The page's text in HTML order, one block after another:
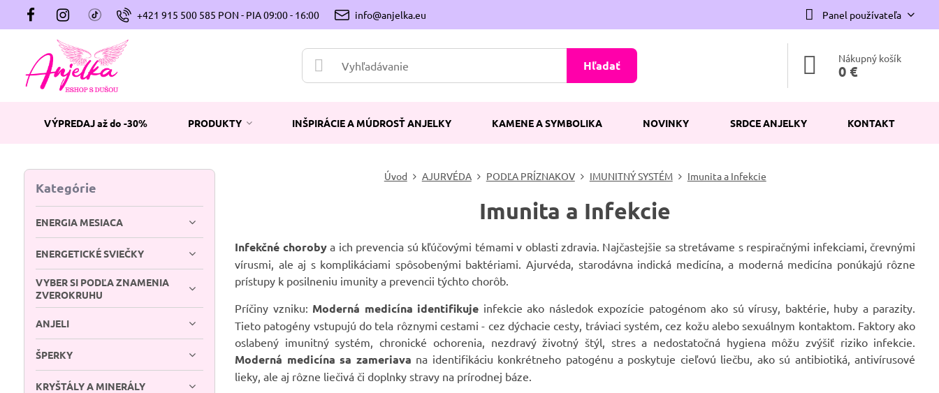
+421 915 500 585 PON - PIA 09:00 - 16:00 info@anjelka.eu Panel používateľa
Hľadať Nákupný košík
0 €
VÝPREDAJ až do -30% PRODUKTY INŠPIRÁCIE A MÚDROSŤ ANJELKY KAMENE A SYMBOLIKA NOVINKY SRDCE ANJELKY KONTAKT
Úvod AJURVÉDA PODĽA PRÍZNAKOV IMUNITNÝ SYSTÉM Imunita a Infekcie
Imunita a Infekcie
Infekčné chorobya ich prevencia sú kľúčovými témami v oblasti zdravia. Najčastejšie sa stretávame s respiračnými infekciami, črevnými
vírusmi, ale aj s komplikáciami spôsobenými baktériami. Ajurvéda, starodávna indická medicína, a moderná medicína ponúkajú rôzne
prístupy k posilneniu imunity a prevencii týchto chorôb.
Príčiny vzniku: Moderná medicína identifikuje infekcie ako následok expozície patogénom ako sú vírusy, baktérie, huby a parazity.
Tieto patogény vstupujú do tela rôznymi cestami - cez dýchacie cesty, tráviaci systém, cez kožu alebo sexuálnym kontaktom. Faktory ako
oslabený imunitný systém, chronické ochorenia, nezdravý životný štýl, stres a nedostatočná hygiena môžu zvýšiť riziko infekcie.
Moderná medicína sa zameriava na identifikáciu konkrétneho patogénu a poskytuje cieľovú liečbu, ako sú antibiotiká, antivírusové
lieky, ale aj rôzne liečivá či doplnky stravy na prírodnej báze.
Kategórie
ENERGIA MESIACA
ENERGETICKÉ SVIEČKY
VYBER SI PODĽA ZNAMENIA
ZVEROKRUHU
ANJELI
ŠPERKY
KRYŠTÁLY A MINERÁLY